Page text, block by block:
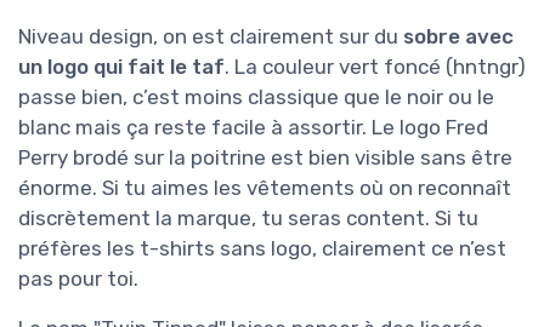
Niveau design, on est clairement sur du sobre avec
un logo qui fait le taf. La couleur vert foncé (hntngr)
passe bien, c’est moins classique que le noir ou le
blanc mais ça reste facile à assortir. Le logo Fred
Perry brodé sur la poitrine est bien visible sans être
énorme. Si tu aimes les vêtements où on reconnaît
discrètement la marque, tu seras content. Si tu
préfères les t-shirts sans logo, clairement ce n’est
pas pour toi.